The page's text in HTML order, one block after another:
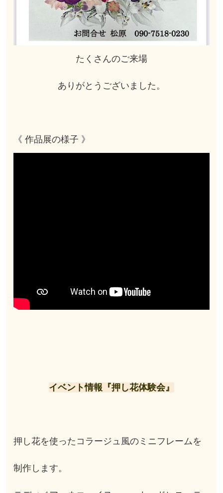
たくさんのご来場
ありがとうございました。
《 作品展の様子 》
イベント情報『押し花体験会』
押し花を使ったコラージュ風のミニフレームを
制作します。